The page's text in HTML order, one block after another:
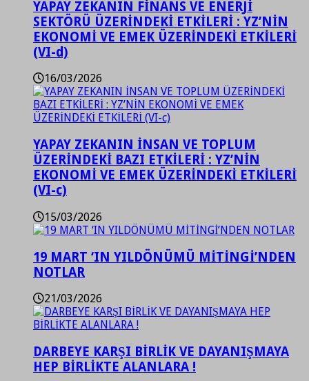
YAPAY ZEKANIN FİNANS VE ENERJİ
SEKTÖRÜ ÜZERİNDEKİ ETKİLERİ : YZ’NİN
EKONOMİ VE EMEK ÜZERİNDEKİ ETKİLERİ
(VI-d)
16/03/2026
YAPAY ZEKANIN İNSAN VE TOPLUM
ÜZERİNDEKİ BAZI ETKİLERİ : YZ’NİN
EKONOMİ VE EMEK ÜZERİNDEKİ ETKİLERİ
(VI-c)
15/03/2026
19 MART ‘IN YILDÖNÜMÜ MİTİNGİ’NDEN
NOTLAR
21/03/2026
DARBEYE KARŞI BİRLİK VE DAYANIŞMAYA
HEP BİRLİKTE ALANLARA !